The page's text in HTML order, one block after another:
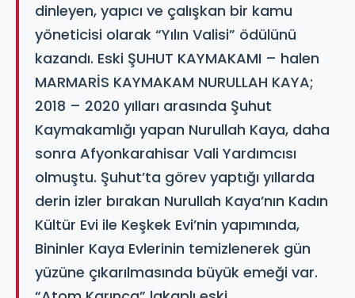
dinleyen, yapıcı ve çalışkan bir kamu
yöneticisi olarak “Yılın Valisi” ödülünü
kazandı. Eski ŞUHUT KAYMAKAMI – halen
MARMARİS KAYMAKAM NURULLAH KAYA;
2018 – 2020 yılları arasında Şuhut
Kaymakamlığı yapan Nurullah Kaya, daha
sonra Afyonkarahisar Vali Yardımcısı
olmuştu. Şuhut’ta görev yaptığı yıllarda
derin izler bırakan Nurullah Kaya’nın Kadın
Kültür Evi ile Keşkek Evi’nin yapımında,
Bininler Kaya Evlerinin temizlenerek gün
yüzüne çıkarılmasında büyük emeği var.